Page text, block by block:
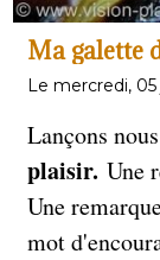
Ma galette
Le mercredi,
Lançons nous
plaisir. Une
Une
mot